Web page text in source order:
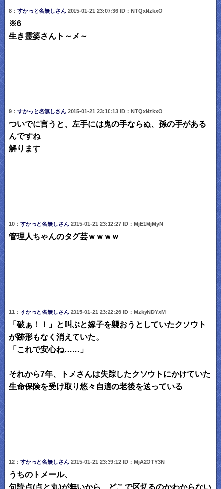
8： すかっと名無しさん 2015-01-21 23:07:36 ID：NTQxNzkxO
※6
生き霊婆さんト～メ～
9： すかっと名無しさん 2015-01-21 23:10:13 ID：NTQxNzkxO
ついでに言うと、左手には鬼の手ならぬ、孫の手がある
んですね
解ります
10： すかっと名無しさん 2015-01-21 23:12:27 ID：MjE1MjMyN
管理人ちゃんのタグ芸ｗｗｗｗ
11： すかっと名無しさん 2015-01-21 23:22:26 ID：MzkyNDYxM
「破ぁ！！」と叫ぶと嫁子を襲おうとしていたクソウト
が跡形もなく消えていた。
「これで安心ね……」
それから7年、トメさんは失踪したクソウトにかけていた
生命保険を受け取り悠々自適の老後を送っている
12： すかっと名無しさん 2015-01-21 23:39:12 ID：MjA2OTY3N
うちのトメール、
句読点(点と丸)が無いから、どこで区切るのかわからない